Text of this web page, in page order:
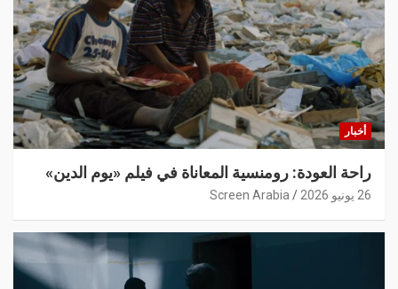
أخبار
راحة العودة: رومنسية المعاناة في فيلم «يوم الدين»
26 يونيو 2026 Screen Arabia